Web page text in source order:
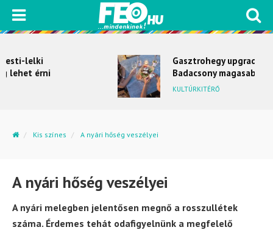
Gasztrohegy upgrade –
Badacsony magasabb sebességbe
kapcsol
KULTÚRKITÉRŐ
Kis színes A nyári hőség veszélyei
A nyári hőség veszélyei
A nyári melegben jelentősen megnő a rosszullétek
száma. Érdemes tehát odafigyelnünk a megfelelő